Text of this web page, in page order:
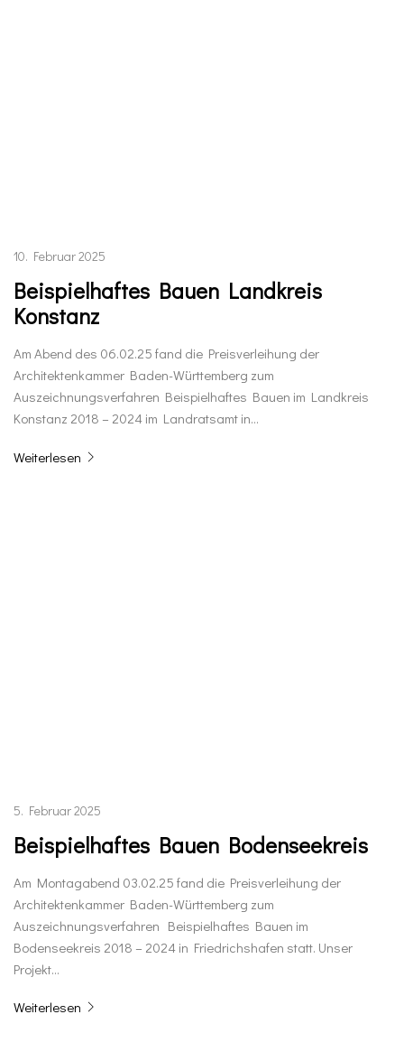
10. Februar 2025
Beispielhaftes Bauen Landkreis
Konstanz
Am Abend des 06.02.25 fand die Preisverleihung der
Architektenkammer Baden-Württemberg zum
Auszeichnungsverfahren Beispielhaftes Bauen im Landkreis
Konstanz 2018 – 2024 im Landratsamt in…
Weiterlesen
5. Februar 2025
Beispielhaftes Bauen Bodenseekreis
Am Montagabend 03.02.25 fand die Preisverleihung der
Architektenkammer Baden-Württemberg zum
Auszeichnungsverfahren Beispielhaftes Bauen im
Bodenseekreis 2018 – 2024 in Friedrichshafen statt. Unser
Projekt…
Weiterlesen